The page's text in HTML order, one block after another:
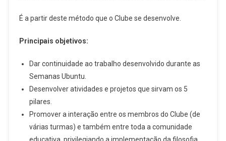
É a partir deste método que o Clube se desenvolve.
Principais objetivos:
Dar continuidade ao trabalho desenvolvido durante as
Semanas Ubuntu.
Desenvolver atividades e projetos que sirvam os 5
pilares.
Promover a interação entre os membros do Clube (de
várias turmas) e também entre toda a comunidade